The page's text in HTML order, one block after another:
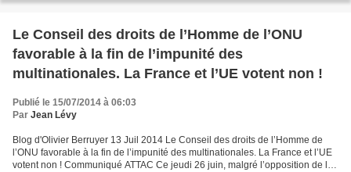
Le Conseil des droits de l’Homme de l’ONU
favorable à la fin de l’impunité des
multinationales. La France et l’UE votent non !
Publié le 15/07/2014 à 06:03
Par Jean Lévy
Blog d'Olivier Berruyer 13 Juil 2014 Le Conseil des droits de l’Homme de
l’ONU favorable à la fin de l’impunité des multinationales. La France et l’UE
votent non ! Communiqué ATTAC Ce jeudi 26 juin, malgré l’opposition de la